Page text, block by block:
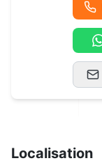
Localisation